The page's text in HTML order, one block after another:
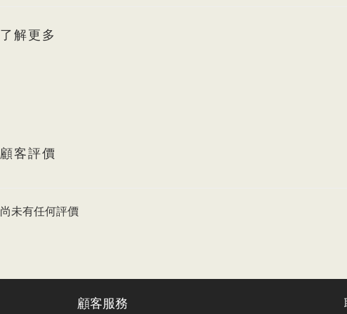
了解更多
顧客評價
尚未有任何評價
顧客服務